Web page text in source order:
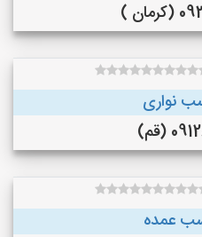
)
نواری
(قم)
عمده